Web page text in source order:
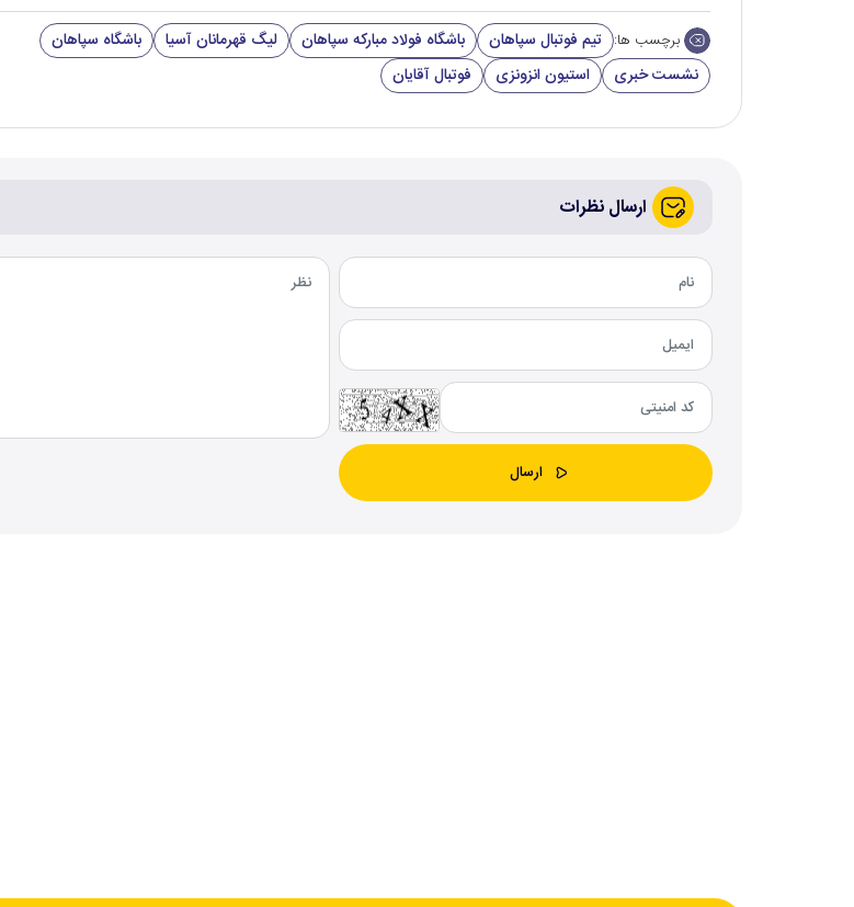
برچسب ها: تیم فوتبال سپاهان باشگاه فولاد مبارکه سپاهان لیگ قهرمانان آسیا
باشگاه سپاهان
نشست خبری
استیون انزونزی فوتبال آقایان
ارسال نظرات